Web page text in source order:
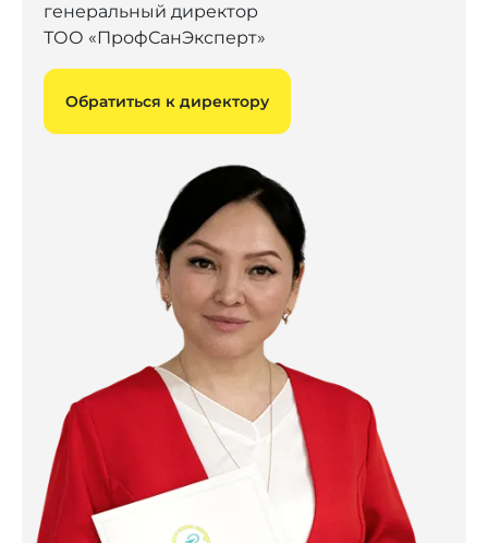
генеральный директор
ТОО «ПрофСанЭксперт»
Обратиться к директору